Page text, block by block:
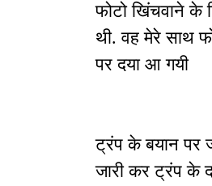
फोटो खिंचवाने के
थी. वह मेरे साथ
पर दया आ गयी
ट्रंप के बयान पर
जारी कर ट्रंप के